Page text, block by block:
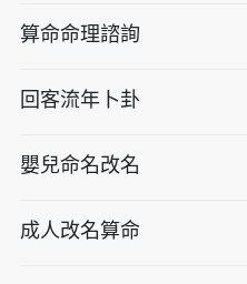
算命命理諮詢
回客流年卜卦
嬰兒命名改名
成人改名算命